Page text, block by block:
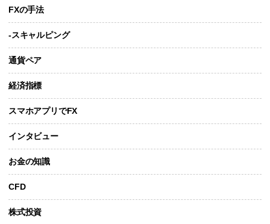
FXの手法
-スキャルピング
通貨ペア
経済指標
スマホアプリでFX
インタビュー
お金の知識
CFD
株式投資